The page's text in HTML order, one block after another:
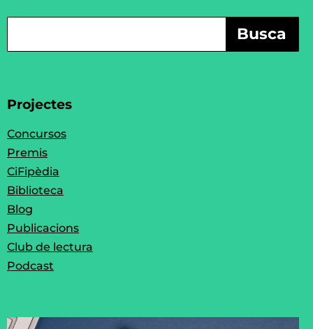
Busca
Projectes
Concursos
Premis
CiFipèdia
Biblioteca
Blog
Publicacions
Club de lectura
Podcast